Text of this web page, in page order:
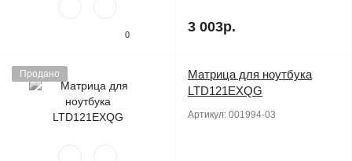
0 3 003р.
Продано
Матрица для ноутбука
LTD121EXQG
Артикул: 001994-03